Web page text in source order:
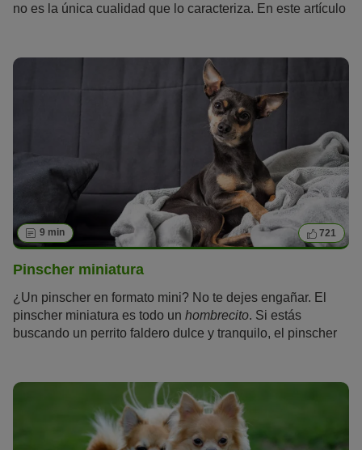
no es la única cualidad que lo caracteriza. En este artículo
9 min 721
Pinscher miniatura
¿Un pinscher en formato mini? No te dejes engañar. El
pinscher miniatura es todo un hombrecito. Si estás
buscando un perrito faldero dulce y tranquilo, el pinscher
cuidador siempre al trote.